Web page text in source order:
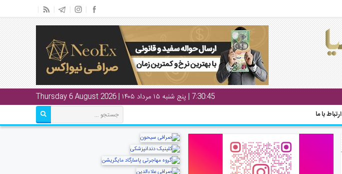
7:30:46 | پنج شنبه ۱۵ مرداد ۱۴۰۵ | Thursday 6 August 2026
ارتباط با ما